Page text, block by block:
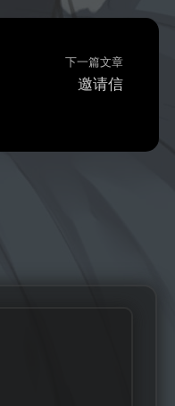
下一篇文章
邀请信